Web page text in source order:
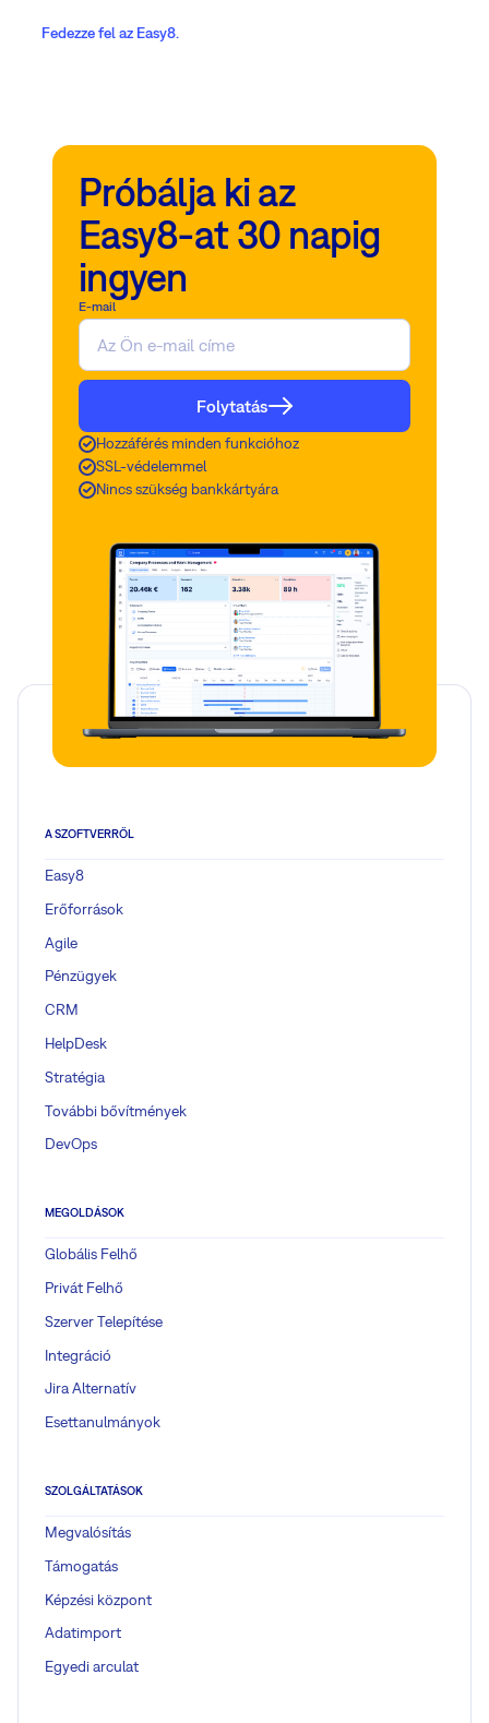
Fedezze fel az Easy8.
Próbálja ki az
Easy8-at 30 napig
ingyen
E-mail
Folytatás
Hozzáférés minden funkcióhoz
SSL-védelemmel
Nincs szükség bankkártyára
A SZOFTVERRŐL
Easy8
Erőforrások
Agile
Pénzügyek
CRM
HelpDesk
Stratégia
További bővítmények
DevOps
MEGOLDÁSOK
Globális Felhő
Privát Felhő
Szerver Telepítése
Integráció
Jira Alternatív
Esettanulmányok
SZOLGÁLTATÁSOK
Megvalósítás
Támogatás
Képzési központ
Adatimport
Egyedi arculat